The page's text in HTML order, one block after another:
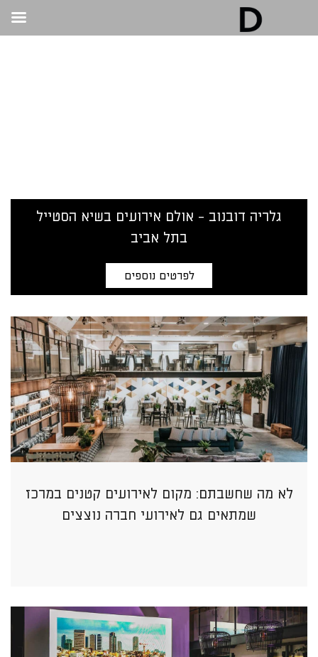
גלריה דובנוב - אולם אירועים בתל אביב | חתונות
גלריה דובנוב - אולם אירועים בשיא הסטייל
בתל אביב
לפרטים נוספים
לא מה שחשבתם: מקום לאירועים קטנים במרכז
שמתאים גם לאירועי חברה נוצצים